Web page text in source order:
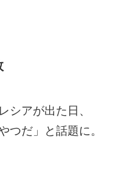
アが出た日、
つだ」と話題に。